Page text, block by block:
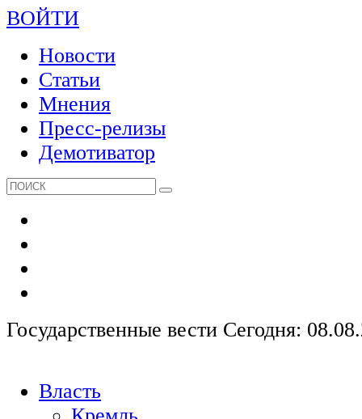
ВОЙТИ
Новости
Статьи
Мнения
Пресс-релизы
Демотиватор
Государственные вести Сегодня:
Власть